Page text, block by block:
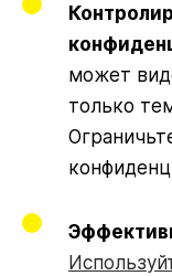
может
только